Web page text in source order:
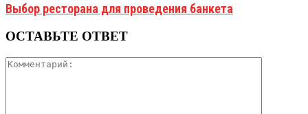
Выбор ресторана для проведения банкета
ОСТАВЬТЕ ОТВЕТ